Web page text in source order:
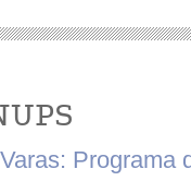
Programa